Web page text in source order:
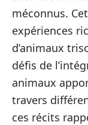
méconnus.
expériences
d’animaux
défis de
animaux
travers
ces récits